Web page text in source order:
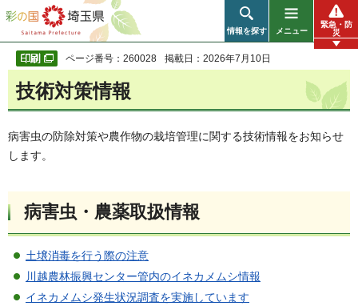
彩の国 埼玉県
情報を探す メニュー
緊急・防
災
ページ番号：260028 掲載日：2026年7月10日
技術対策情報
病害虫の防除対策や農作物の栽培管理に関する技術情報をお知らせ
します。
病害虫・農薬取扱情報
土壌消毒を行う際の注意
川越農林振興センター管内のイネカメムシ情報
イネカメムシ発生状況調査を実施しています